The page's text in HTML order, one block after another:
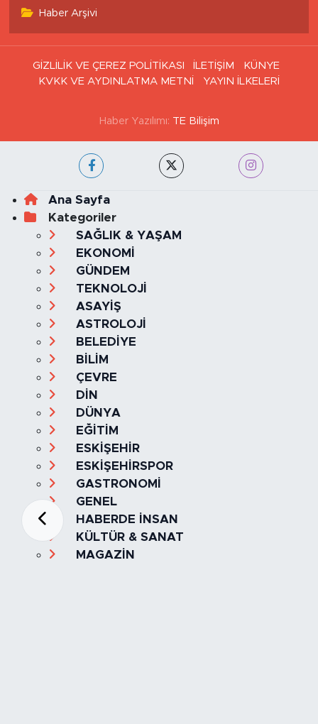
Haber Arşivi
GİZLİLİK VE ÇEREZ POLİTİKASI İLETİŞİM
KÜNYE
KVKK VE AYDINLATMA METNİ
YAYIN İLKELERİ
Haber Yazılımı: TE Bilişim
Ana Sayfa
Kategoriler
SAĞLIK & YAŞAM
EKONOMİ
GÜNDEM
TEKNOLOJİ
ASAYİŞ
ASTROLOJİ
BELEDİYE
BİLİM
ÇEVRE
DİN
DÜNYA
EĞİTİM
ESKİŞEHİR
ESKİŞEHİRSPOR
GASTRONOMİ
GENEL
HABERDE İNSAN
KÜLTÜR & SANAT
MAGAZİN